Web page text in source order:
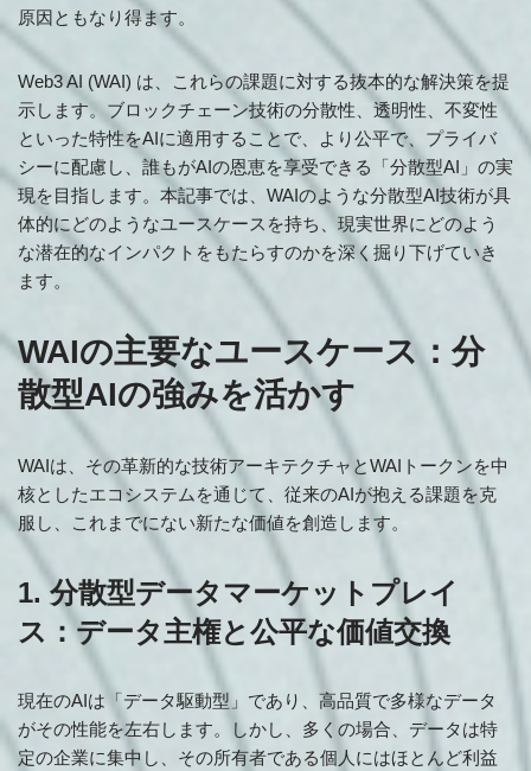
原因ともなり得ます。
Web3 AI (WAI) は、これらの課題に対する抜本的な解決策を提
示します。ブロックチェーン技術の分散性、透明性、不変性
といった特性をAIに適用することで、より公平で、プライバ
シーに配慮し、誰もがAIの恩恵を享受できる「分散型AI」の実
現を目指します。本記事では、WAIのような分散型AI技術が具
体的にどのようなユースケースを持ち、現実世界にどのよう
な潜在的なインパクトをもたらすのかを深く掘り下げていき
ます。
WAIの主要なユースケース：分
散型AIの強みを活かす
WAIは、その革新的な技術アーキテクチャとWAIトークンを中
核としたエコシステムを通じて、従来のAIが抱える課題を克
服し、これまでにない新たな価値を創造します。
1. 分散型データマーケットプレイ
ス：データ主権と公平な価値交換
現在のAIは「データ駆動型」であり、高品質で多様なデータ
がその性能を左右します。しかし、多くの場合、データは特
定の企業に集中し、その所有者である個人にはほとんど利益